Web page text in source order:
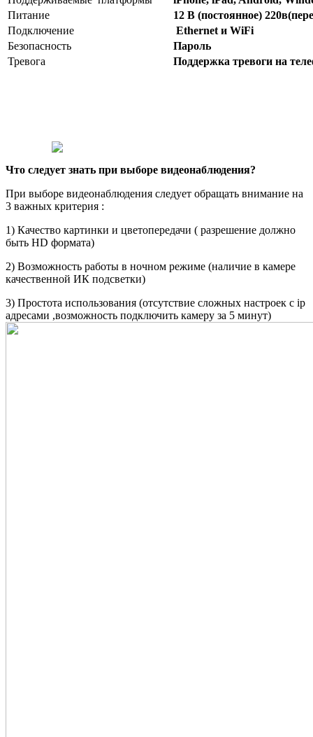
Питание
12 В (постоянное)
Подключение
Ethernet и WiFi
Безопасность
Пароль
Тревога
Поддержка тревоги на
Что следует знать при выборе видеонаблюдения?
При выборе видеонаблюдения следует обращать внимание на
3 важных критерия :
1) Качество картинки и цветопередачи ( разрешение должно
быть HD формата)
2) Возможность работы в ночном режиме (наличие в камере
качественной ИК подсветки)
3) Простота использования (отсутствие сложных настроек с ip
адресами ,возможность подключить камеру за 5 минут)